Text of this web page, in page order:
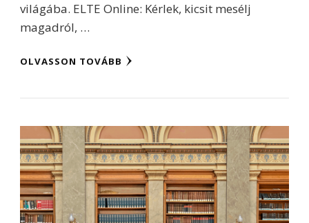
világába. ELTE Online: Kérlek, kicsit mesélj
magadról, …
OLVASSON TOVÁBB